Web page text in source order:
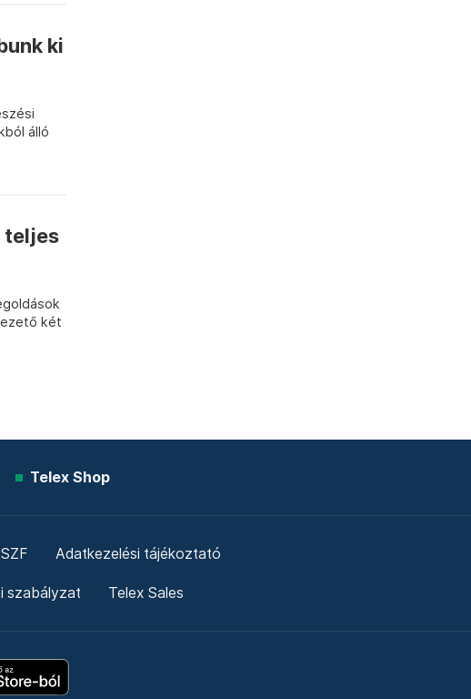
ki
álló
teljes
két
Telex Shop
Adatkezelési tájékoztató
szabályzat Telex Sales